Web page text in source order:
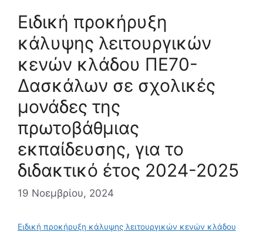
Ειδική προκήρυξη
κάλυψης λειτουργικών
κενών κλάδου ΠΕ70-
Δασκάλων σε σχολικές
μονάδες της
πρωτοβάθμιας
εκπαίδευσης, για το
διδακτικό έτος 2024-2025
19 Νοεμβρίου, 2024
Ειδική προκήρυξη κάλυψης λειτουργικών κενών κλάδου